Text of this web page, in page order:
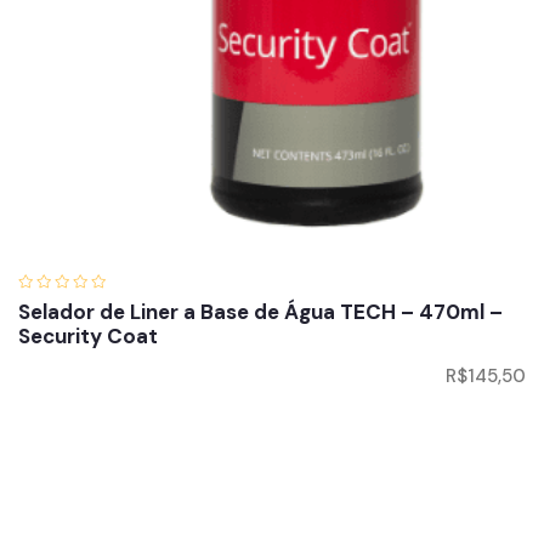
Selador de Liner a Base de Água TECH – 470ml –
Security Coat
R$145,50